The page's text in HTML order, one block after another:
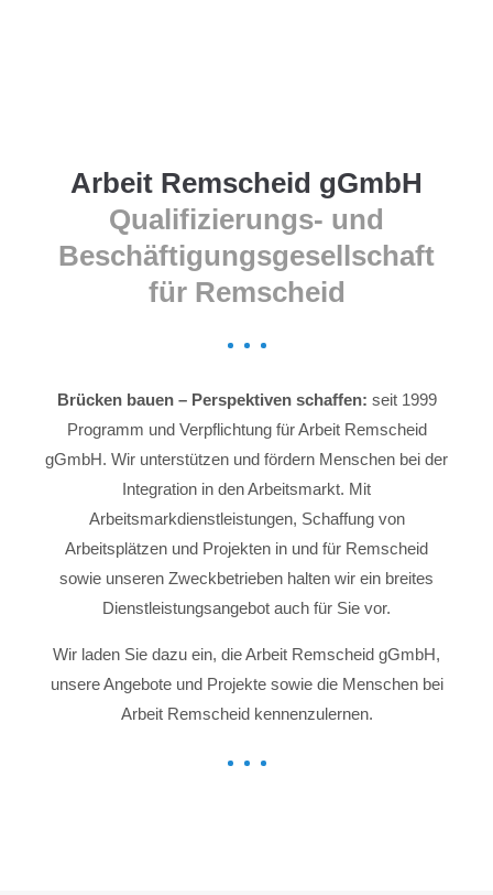
Arbeit Remscheid gGmbH
Qualifizierungs- und
Beschäftigungsgesellschaft
für Remscheid
Brücken bauen – Perspektiven schaffen: seit 1999
Programm und Verpflichtung für Arbeit Remscheid
gGmbH. Wir unterstützen und fördern Menschen bei der
Integration in den Arbeitsmarkt. Mit
Arbeitsmarkdienstleistungen, Schaffung von
Arbeitsplätzen und Projekten in und für Remscheid
sowie unseren Zweckbetrieben halten wir ein breites
Dienstleistungsangebot auch für Sie vor.
Wir laden Sie dazu ein, die Arbeit Remscheid gGmbH,
unsere Angebote und Projekte sowie die Menschen bei
Arbeit Remscheid kennenzulernen.